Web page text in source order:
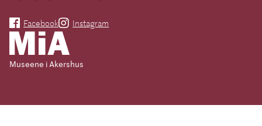
Facebook Instagram
Museene i Akershus